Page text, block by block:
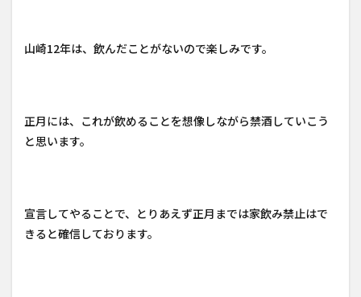
山崎12年は、飲んだことがないので楽しみです。
正月には、これが飲めることを想像しながら禁酒していこう
と思います。
宣言してやることで、とりあえず正月までは家飲み禁止はで
きると確信しております。